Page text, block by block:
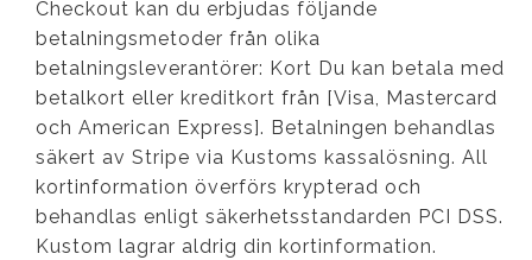
Checkout kan du erbjudas följande
betalningsmetoder från olika
betalningsleverantörer: Kort Du kan betala med
betalkort eller kreditkort från [Visa, Mastercard
och American Express]. Betalningen behandlas
säkert av Stripe via Kustoms kassalösning. All
kortinformation överförs krypterad och
behandlas enligt säkerhetsstandarden PCI DSS.
Kustom lagrar aldrig din kortinformation.